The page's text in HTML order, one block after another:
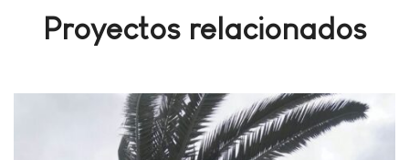
Proyectos relacionados